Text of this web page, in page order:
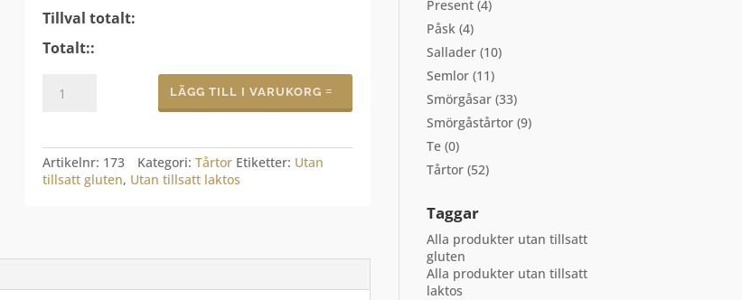
Tillval totalt:
Totalt::
mängd
LÄGG TILL I VARUKORG
Artikelnr: 173 Kategori: Tårtor Etiketter: Utan
tillsatt gluten, Utan tillsatt laktos
Present (4)
Påsk (4)
Sallader (10)
Semlor (11)
Smörgåsar (33)
Smörgåstårtor (9)
Te (0)
Tårtor (52)
Taggar
Alla produkter utan tillsatt
gluten
Alla produkter utan tillsatt
laktos